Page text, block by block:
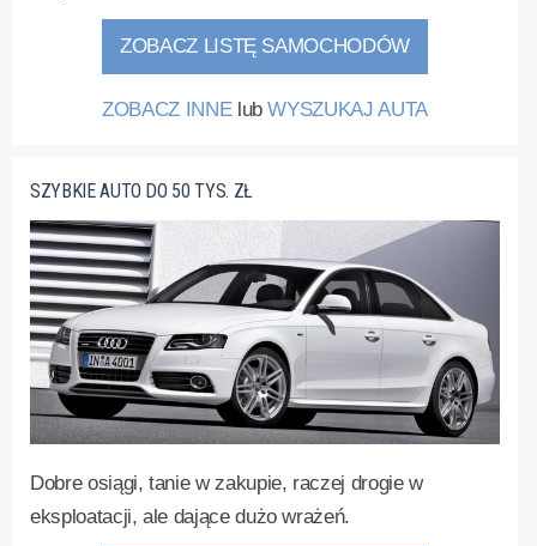
ZOBACZ LISTĘ SAMOCHODÓW
ZOBACZ INNElubWYSZUKAJ AUTA
SZYBKIE AUTO DO 50 TYS. ZŁ
Dobre osiągi, tanie w zakupie, raczej drogie w
eksploatacji, ale dające dużo wrażeń.